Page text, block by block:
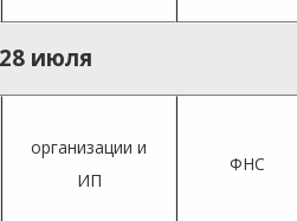
28 июля
организации и
ИП
ФНС